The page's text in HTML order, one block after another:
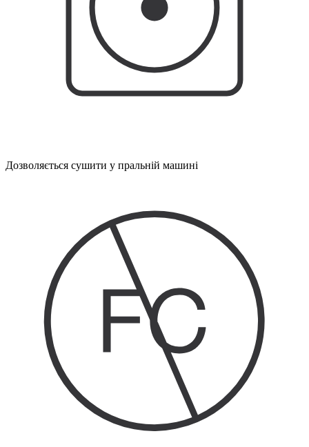
Дозволяється сушити у пральній машині